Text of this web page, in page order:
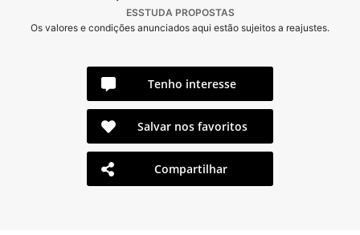
ESSTUDA PROPOSTAS
Os valores e condições anunciados aqui estão sujeitos a reajustes.
Tenho interesse
Salvar nos favoritos
Compartilhar